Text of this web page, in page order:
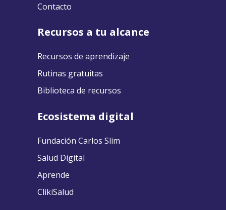
Contacto
Recursos a tu alcance
Recursos de aprendizaje
Rutinas gratuitas
Biblioteca de recursos
Ecosistema digital
Fundación Carlos Slim
Salud Digital
Aprende
ClikiSalud